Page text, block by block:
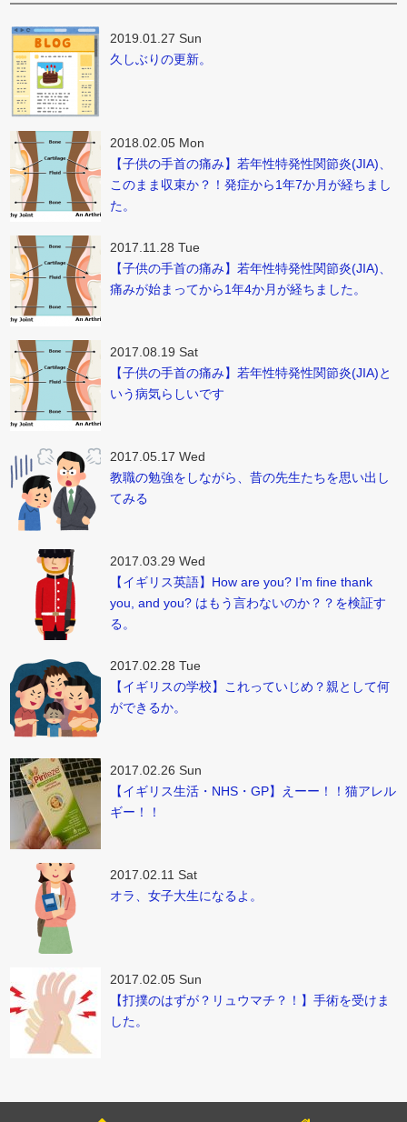
2019.01.27 Sun
久しぶりの更新。
2018.02.05 Mon
【子供の手首の痛み】若年性特発性関節炎(JIA)、
このまま収束か？！発症から1年7か月が経ちまし
た。
2017.11.28 Tue
【子供の手首の痛み】若年性特発性関節炎(JIA)、
痛みが始まってから1年4か月が経ちました。
2017.08.19 Sat
【子供の手首の痛み】若年性特発性関節炎(JIA)と
いう病気らしいです
2017.05.17 Wed
教職の勉強をしながら、昔の先生たちを思い出し
てみる
2017.03.29 Wed
【イギリス英語】How are you? I’m fine thank
you, and you? はもう言わないのか？？を検証す
る。
2017.02.28 Tue
【イギリスの学校】これっていじめ？親として何
ができるか。
2017.02.26 Sun
【イギリス生活・NHS・GP】えーー！！猫アレル
ギー！！
2017.02.11 Sat
オラ、女子大生になるよ。
2017.02.05 Sun
【打撲のはずが？リュウマチ？！】手術を受けま
した。